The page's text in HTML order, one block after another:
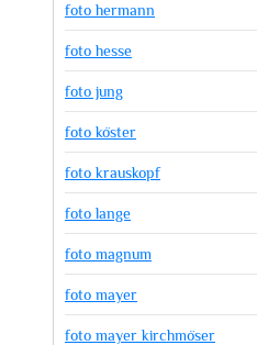
foto hermann
foto hesse
foto jung
foto köster
foto krauskopf
foto lange
foto magnum
foto mayer
foto mayer kirchmöser